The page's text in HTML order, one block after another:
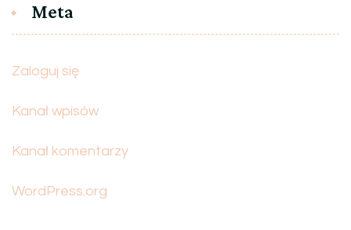
Meta
Zaloguj się
Kanał wpisów
Kanał komentarzy
WordPress.org